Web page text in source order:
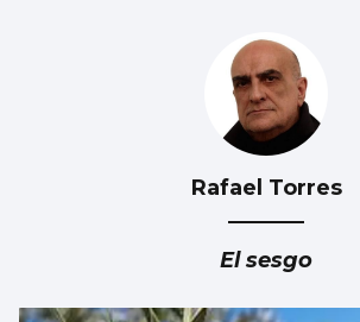
Rafael Torres
El sesgo